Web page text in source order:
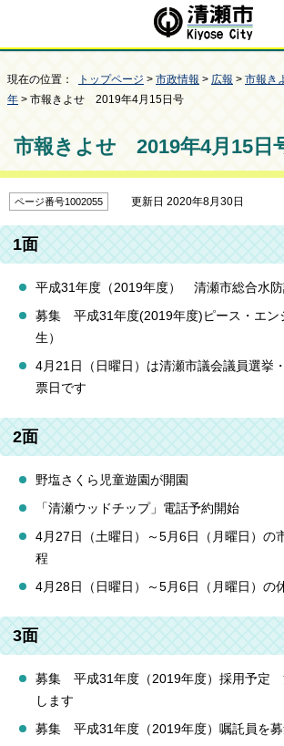
現在の位置： トップページ > 市政情報 > 広報 > 市報き
年 > 市報きよせ 2019年4月15日号
市報きよせ 2019年4月15日
ページ番号1002055 更新日 2020年8月30日
1面
平成31年度（2019年度） 清瀬市総合水
募集 平成31年度(2019年度)ピース・エン
生）
4月21日（日曜日）は清瀬市議会議員選挙
票日です
2面
野塩さくら児童遊園が開園
「清瀬ウッドチップ」電話予約開始
4月27日（土曜日）～5月6日（月曜日）の
程
4月28日（日曜日）～5月6日（月曜日）の
3面
募集 平成31年度（2019年度）採用予定
します
募集 平成31年度（2019年度）嘱託員を募